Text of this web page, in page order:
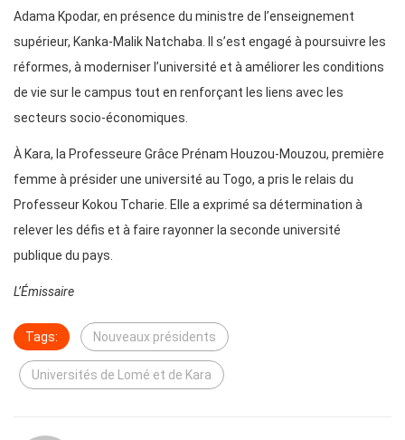
Adama Kpodar, en présence du ministre de l’enseignement
supérieur, Kanka-Malik Natchaba. Il s’est engagé à poursuivre les
réformes, à moderniser l’université et à améliorer les conditions
de vie sur le campus tout en renforçant les liens avec les
secteurs socio-économiques.
À Kara, la Professeure Grâce Prénam Houzou-Mouzou, première
femme à présider une université au Togo, a pris le relais du
Professeur Kokou Tcharie. Elle a exprimé sa détermination à
relever les défis et à faire rayonner la seconde université
publique du pays.
L’Émissaire
Tags: Nouveaux présidents
Universités de Lomé et de Kara